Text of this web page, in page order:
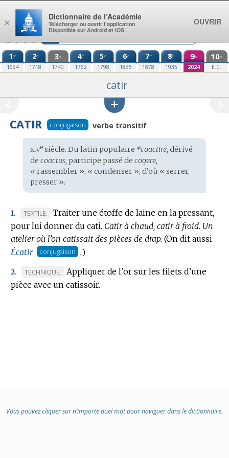
Aller au contenu
1re
1694
2e
1718
3e
1740
4e
1762
5e
1798
6e
1835
7e
1878
8e
1935
9e
2024
10e
E.C.
catir
CATIR conjugaison verbe transitif
Étymologie
:
xivesiècle. Du latin populaire *coactire, dérivé
de coactus, participe passé de cogere,
« rassembler », « condenser », d’où « serrer,
presser ».
1.
MARQUE
DE
DOMAINE
:
TEXTILE.
Traiter une étoffe de laine en la pressant,
pour lui donner du cati. Catir à chaud, catir à froid. Un
atelier où l’on catissait des pièces de drap. (On dit aussi
Écatir
conjugaison .)
2.
MARQUE
DE
TECHNIQUE.
Appliquer de l’or sur les filets d’une
pièce avec un catissoir.
Vous pouvez cliquer sur n’importe quel mot pour naviguer dans le dictionnaire.
×
Dictionnaire de l’Académie
Télécharger ou ouvrir l’application
Disponible sur Android et iOS
OUVRIR